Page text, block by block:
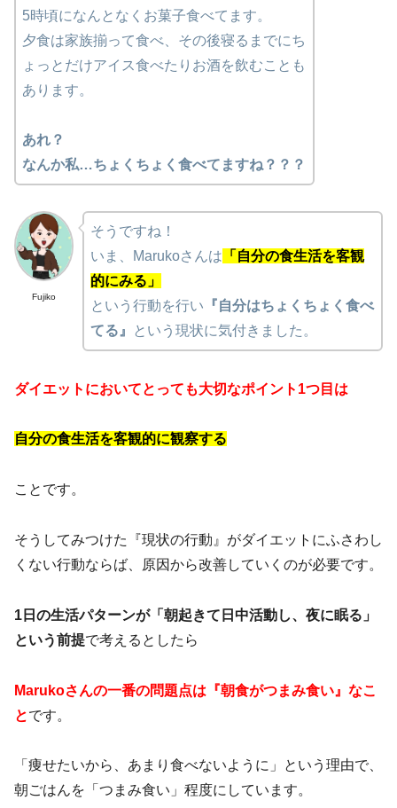
5時頃になんとなくお菓子食べてます。
夕食は家族揃って食べ、その後寝るまでにち
ょっとだけアイス食べたりお酒を飲むことも
あります。
あれ？
なんか私…ちょくちょく食べてますね？？？
Fujiko
そうですね！
いま、Marukoさんは 「自分の食生活を客観
的にみる」
という行動を行い 『自分はちょくちょく食べ
てる』
という現状に気付きました。
ダイエットにおいてとっても大切なポイント1つ目は
自分の食生活を客観的に観察する
ことです。
そうしてみつけた『現状の行動』がダイエットにふさわし
くない行動ならば、原因から改善していくのが必要です。
1日の生活パターンが「朝起きて日中活動し、夜に眠る」
という前提で考えるとしたら
Marukoさんの一番の問題点は『朝食がつまみ食い』なこ
とです。
「痩せたいから、あまり食べないように」という理由で、
朝ごはんを「つまみ食い」程度にしています。